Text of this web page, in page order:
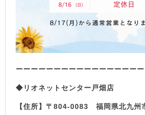
ーーーーーーーーーーーーーーーー
◆リオネットセンター戸畑店
【住所】〒804-0083 福岡県北九州